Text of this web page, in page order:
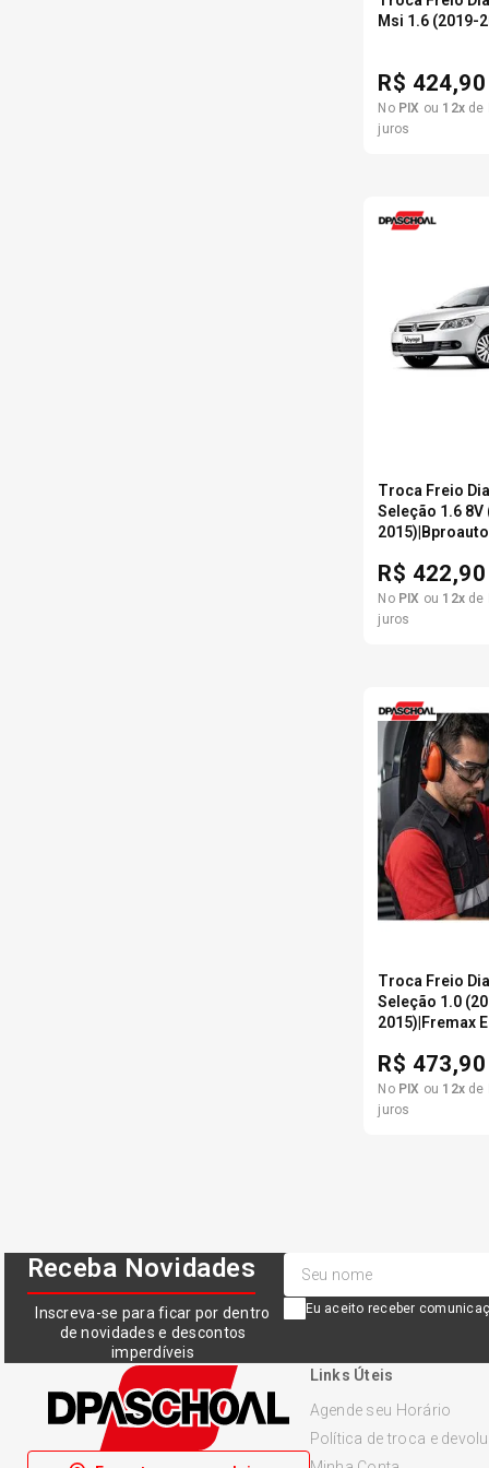
Msi 1.6 (2019-
R$ 424,90
No PIX ou 12x de
juros
Troca Freio
Seleção 1.6 8V
2015)|Bproauto
R$ 422,90
No PIX ou 12x de
juros
Troca Freio
Seleção 1.0
2015)|Fremax
R$ 473,90
No PIX ou 12x de
juros
Receba Novidades
Inscreva-se para ficar por dentro
de novidades e descontos
imperdíveis
Eu aceito receber
Links Úteis
Agende seu Horário
Política de troca e